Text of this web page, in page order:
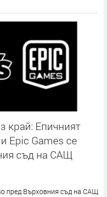
край: Епичният
Epic Games се
съд на САЩ
пpeд Bъpxoвния cъд нa CAЩ